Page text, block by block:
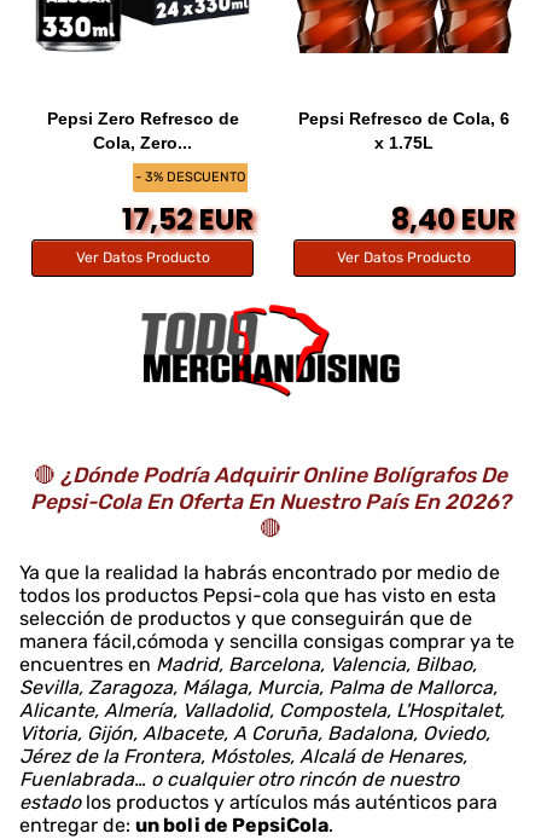
- 3% DESCUENTO
Pepsi Zero Refresco de
Cola, Zero...
17,52 EUR
Ver Datos Producto
Pepsi Refresco de Cola, 6
x 1.75L
8,40 EUR
Ver Datos Producto
🔴 ¿Dónde Podría Adquirir Online Bolígrafos De
Pepsi-Cola En Oferta En Nuestro País En 2026?
🔴
Ya que la realidad la habrás encontrado por medio de
todos los productos Pepsi-cola que has visto en esta
selección de productos y que conseguirán que de
manera fácil,cómoda y sencilla consigas comprar ya te
encuentres en Madrid, Barcelona, Valencia, Bilbao,
Sevilla, Zaragoza, Málaga, Murcia, Palma de Mallorca,
Alicante, Almería, Valladolid, Compostela, L'Hospitalet,
Vitoria, Gijón, Albacete, A Coruña, Badalona, Oviedo,
Jérez de la Frontera, Móstoles, Alcalá de Henares,
Fuenlabrada… o cualquier otro rincón de nuestro
estadolos productos y artículos más auténticos para
entregar de: un boli de PepsiCola.